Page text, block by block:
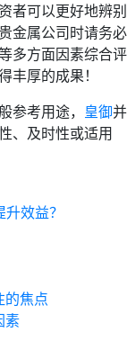
者可以更好地辨别
金属公司时请务必
多方面因素综合评
丰厚的成果！
参考用途， 皇御并
、及时性或适用
效益？
的焦点
素